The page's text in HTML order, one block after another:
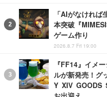
「AIがなければ
本突破『
ゲーム作り
2026.8.7 Fri 19:00
『FF14』イメ
ルが新発売！グ
Y XIV GOODS